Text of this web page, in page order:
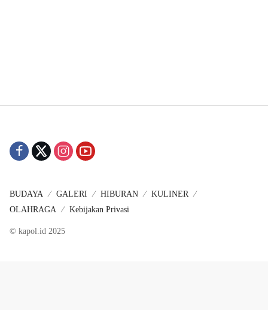
BUDAYA GALERI HIBURAN
KULINER
OLAHRAGA
Kebijakan Privasi
© kapol.id 2025